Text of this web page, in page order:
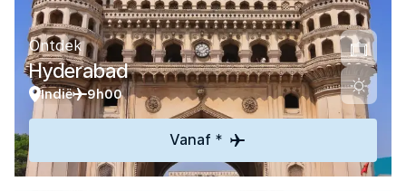
Ontdek
Hyderabad
Indië 9h00
Vanaf *